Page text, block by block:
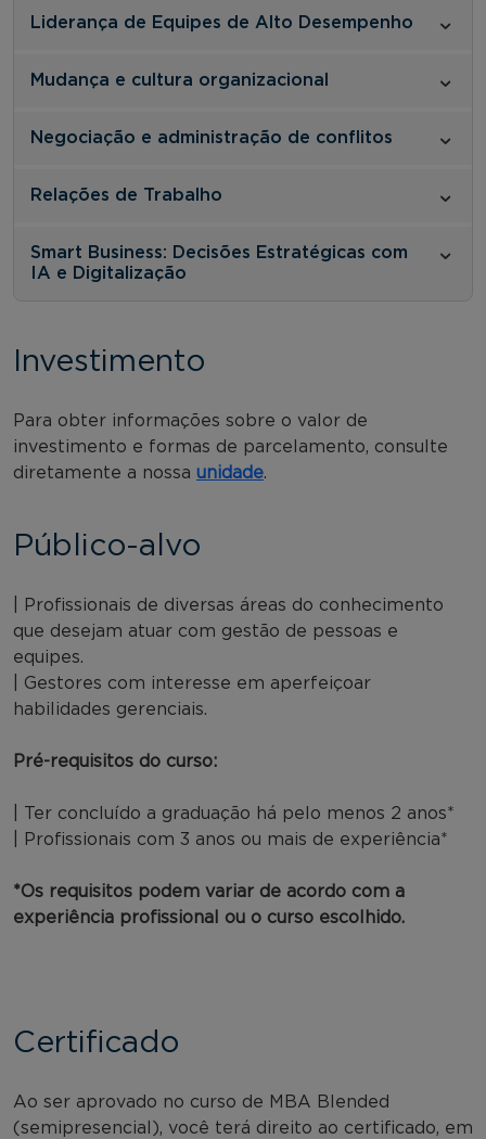
Liderança de Equipes de Alto Desempenho
Mudança e cultura organizacional
Negociação e administração de conflitos
Relações de Trabalho
Smart Business: Decisões Estratégicas com
IA e Digitalização
Investimento
Para obter informações sobre o valor de
investimento e formas de parcelamento, consulte
diretamente a nossa unidade.
Público-alvo
| Profissionais de diversas áreas do conhecimento
que desejam atuar com gestão de pessoas e
equipes.
| Gestores com interesse em aperfeiçoar
habilidades gerenciais.
Pré-requisitos do curso:
| Ter concluído a graduação há pelo menos 2 anos*
| Profissionais com 3 anos ou mais de experiência*
*Os requisitos podem variar de acordo com a
experiência profissional ou o curso escolhido.
Certificado
Ao ser aprovado no curso de MBA Blended
(semipresencial), você terá direito ao certificado, em